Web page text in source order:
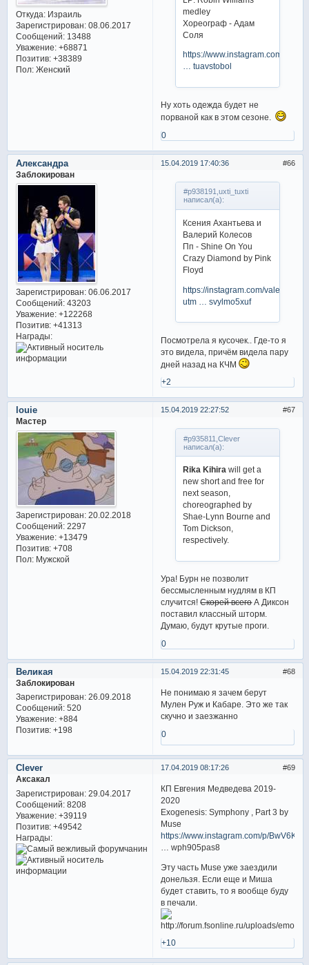
Откуда:Израиль
Зарегистрирован: 08.06.2017
Сообщений:13488
Уважение: +68871
Позитив: +38389
Пол:Женский
medley
Хореограф - Адам
Соля
https://www.instagram.com/
… tuavstobol
Ну хоть одежда будет не
порваной как в этом сезоне.
0
66
15.04.2019 17:40:36
Александра
Заблокирован
Зарегистрирован: 06.06.2017
Сообщений:43203
Уважение: +122268
Позитив: +41313
Награды:
#p938191,uxti_tuxti
написал(а):
Ксения Ахантьева и
Валерий Колесов
Пп - Shine On You
Crazy Diamond by Pink
Floyd
https://instagram.com/
utm … svylmo5xuf
Посмотрела я кусочек.. Где-то я
это видела, причём видела пару
дней назад на КЧМ
+2
67
15.04.2019 22:27:52
louie
Мастер
Зарегистрирован: 20.02.2018
Сообщений:2297
Уважение: +13479
Позитив: +708
Пол:Мужской
#p935811,Clever
написал(а):
Rika Kihira will get a
new short and free for
next season,
choreographed by
Shae-Lynn Bourne and
Tom Dickson,
respectively.
Ура! Бурн не позволит
бессмысленным нудлям в КП
случится!Скорей всегоА Диксон
поставил классный шторм.
Думаю, будут крутые проги.
0
68
15.04.2019 22:31:45
Великая
Заблокирован
Зарегистрирован: 26.09.2018
Сообщений:520
Уважение: +884
Позитив: +198
Не понимаю я зачем берут
Мулен Руж и Кабаре. Это же так
скучно и заезжанно
0
69
17.04.2019 08:17:26
Clever
Аксакал
Зарегистрирован: 29.04.2017
Сообщений:8208
Уважение: +39119
Позитив: +49542
Награды:
КП Евгения Медведева 2019-
2020
Exogenesis: Symphony , Part 3 by
Muse
https://www.instagram.com/p/
… wph905pas8
Эту часть Muse уже заездили
донельзя. Если еще и Миша
будет ставить, то я вообще буду
в печали.
+10